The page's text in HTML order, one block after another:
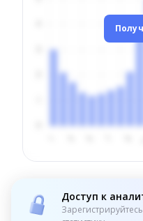
Доступ к